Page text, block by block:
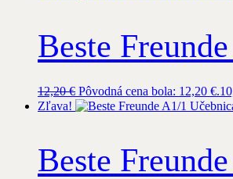
Beste
12,20€ Pôvodná cena bola: 12,20 €.
Zľava!
Beste